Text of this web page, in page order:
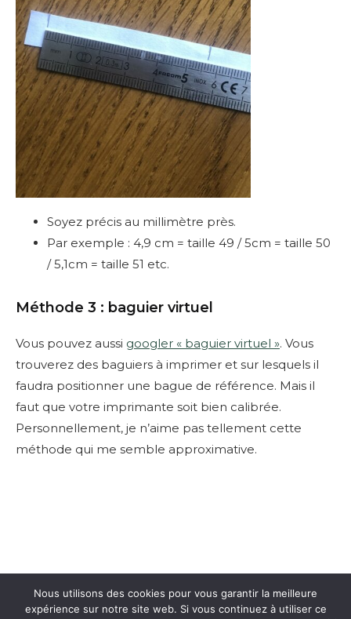
Soyez précis au millimètre près.
Par exemple : 4,9 cm = taille 49 / 5cm = taille 50
/ 5,1cm = taille 51 etc.
Méthode 3 : baguier virtuel
Vous pouvez aussi googler « baguier virtuel ». Vous
trouverez des baguiers à imprimer et sur lesquels il
faudra positionner une bague de référence. Mais il
faut que votre imprimante soit bien calibrée.
Personnellement, je n’aime pas tellement cette
méthode qui me semble approximative.
Nous utilisons des cookies pour vous garantir la meilleure
expérience sur notre site web. Si vous continuez à utiliser ce